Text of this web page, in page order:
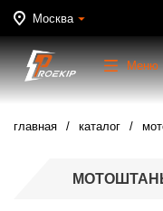
Москва
Меню
главная каталог